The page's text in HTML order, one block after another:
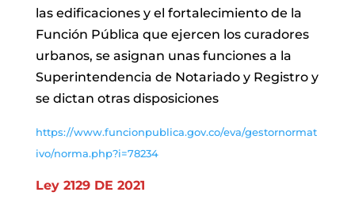
las edificaciones y el fortalecimiento de la
Función Pública que ejercen los curadores
urbanos, se asignan unas funciones a la
Superintendencia de Notariado y Registro y
se dictan otras disposiciones
https://www.funcionpublica.gov.co/eva/gestornormat
ivo/norma.php?i=78234
Ley 2129 DE 2021